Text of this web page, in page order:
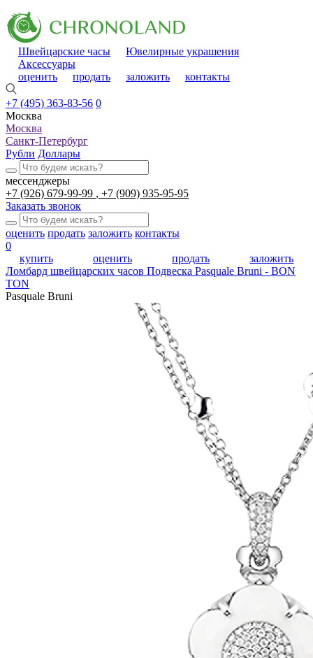
Швейцарские часы
Ювелирные украшения
Аксессуары
оценить
продать заложить контакты
+7 (495) 363-83-56 0
Москва
Москва
Санкт-Петербург
Рубли Доллары
мессенджеры
+7 (926) 679-99-99
+7 (909) 935-95-95
Заказать звонок
оценить продать заложить контакты
0
купить
оценить продать
заложить
Ломбард швейцарских часов Подвеска Pasquale Bruni - BON
TON
Pasquale Bruni